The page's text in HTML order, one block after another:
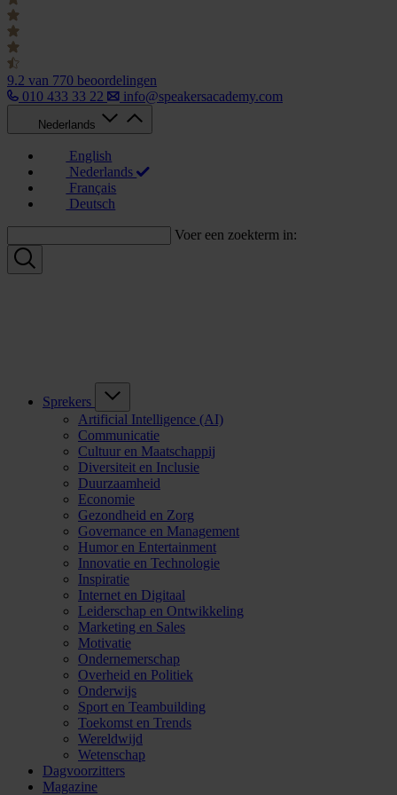
9.2 van 770 beoordelingen
010 433 33 22
info@speakersacademy.com
Nederlands
English
Nederlands
Français
Deutsch
Voer een zoekterm in:
Sprekers
Artificial Intelligence (AI)
Communicatie
Cultuur en Maatschappij
Diversiteit en Inclusie
Duurzaamheid
Economie
Gezondheid en Zorg
Governance en Management
Humor en Entertainment
Innovatie en Technologie
Inspiratie
Internet en Digitaal
Leiderschap en Ontwikkeling
Marketing en Sales
Motivatie
Ondernemerschap
Overheid en Politiek
Onderwijs
Sport en Teambuilding
Toekomst en Trends
Wereldwijd
Wetenschap
Dagvoorzitters
Magazine